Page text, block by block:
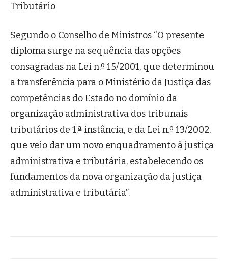
Tributário
Segundo o Conselho de Ministros “O presente
diploma surge na sequência das opções
consagradas na Lei n.º 15/2001, que determinou
a transferência para o Ministério da Justiça das
competências do Estado no domínio da
organização administrativa dos tribunais
tributários de 1.ª instância, e da Lei n.º 13/2002,
que veio dar um novo enquadramento à justiça
administrativa e tributária, estabelecendo os
fundamentos da nova organização da justiça
administrativa e tributária”.